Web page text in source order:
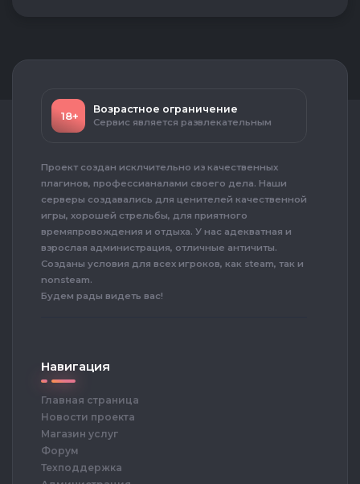
18+
Возрастное ограничение
Сервис является развлекательным
Проект создан исклчительно из качественных
плагинов, профессианалами своего дела. Наши
серверы создавались для ценителей качественной
игры, хорошей стрельбы, для приятного
времяпровождения и отдыха. У нас адекватная и
взрослая администрация, отличные античиты.
Созданы условия для всех игроков, как steam, так и
nonsteam.
Будем рады видеть вас!
Навигация
Главная страница
Новости проекта
Магазин услуг
Форум
Техподдержка